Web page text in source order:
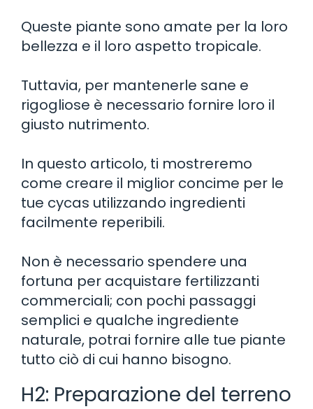
Queste piante sono amate per la loro
bellezza e il loro aspetto tropicale.
Tuttavia, per mantenerle sane e
rigogliose è necessario fornire loro il
giusto nutrimento.
In questo articolo, ti mostreremo
come creare il miglior concime per le
tue cycas utilizzando ingredienti
facilmente reperibili.
Non è necessario spendere una
fortuna per acquistare fertilizzanti
commerciali; con pochi passaggi
semplici e qualche ingrediente
naturale, potrai fornire alle tue piante
tutto ciò di cui hanno bisogno.
H2: Preparazione del terreno